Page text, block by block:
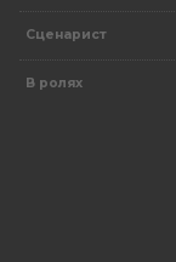
Сценарист
В ролях